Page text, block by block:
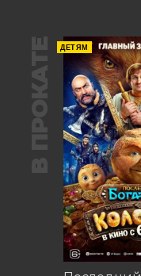
В ПРОКАТЕ ДЕТЯМ